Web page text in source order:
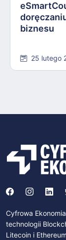
biznesu
25 lutego
Cyfrowa
technologii
Litecoin i